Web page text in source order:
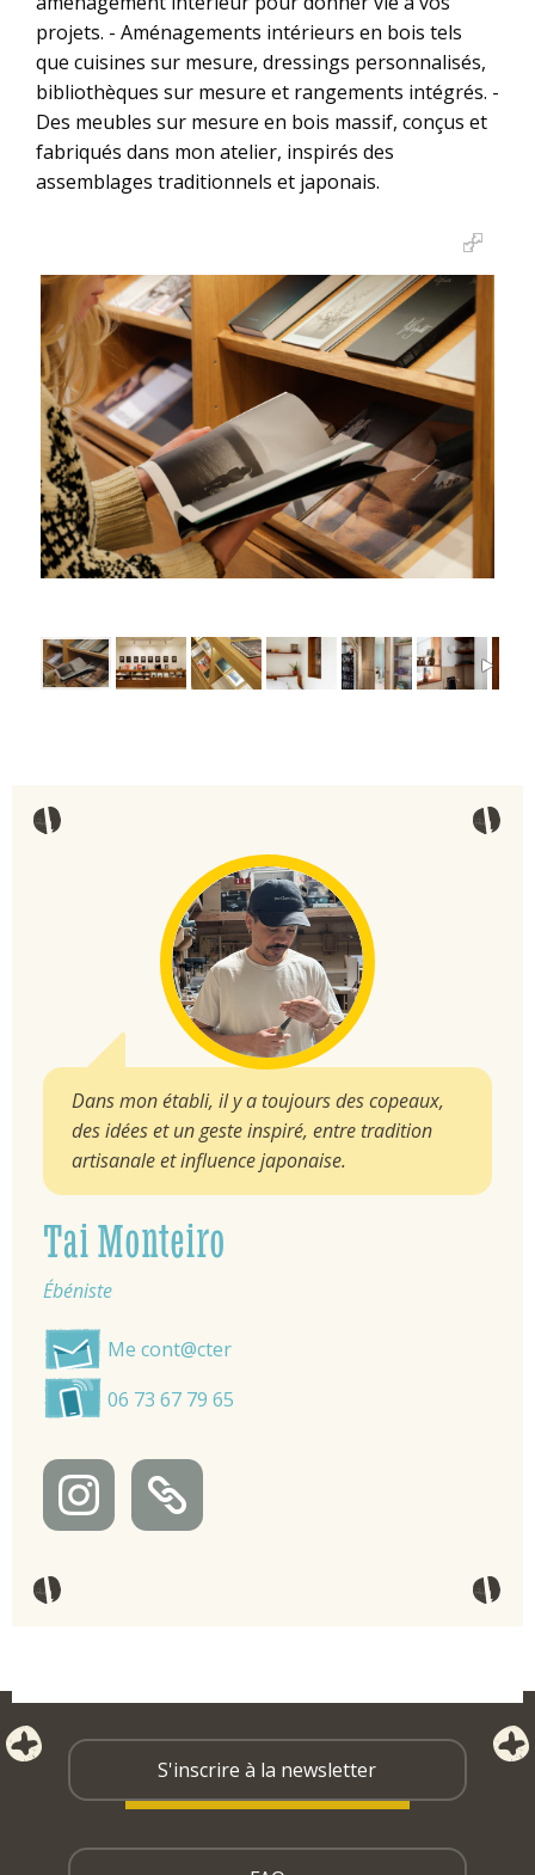
projets. - Aménagements intérieurs en bois tels
que cuisines sur mesure, dressings personnalisés,
bibliothèques sur mesure et rangements intégrés. -
Des meubles sur mesure en bois massif, conçus et
fabriqués dans mon atelier, inspirés des
assemblages traditionnels et japonais.
Dans mon établi, il y a toujours des copeaux,
des idées et un geste inspiré, entre tradition
artisanale et influence japonaise.
Tai Monteiro
Ébéniste
Me cont@cter
06 73 67 79 65
S'inscrire à la newsletter